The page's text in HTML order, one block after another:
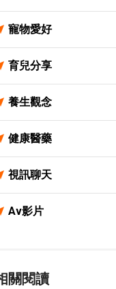
寵物愛好
育兒分享
養生觀念
健康醫藥
視訊聊天
Av影片
關閱讀